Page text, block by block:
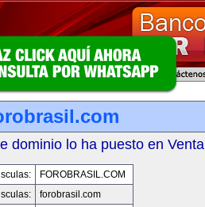
dominio lo ha puesto en Venta
FOROBRASIL.COM
forobrasil.com